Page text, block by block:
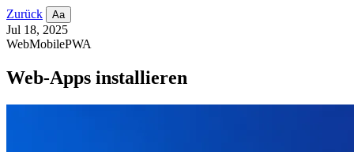
Zurück Aa
Jul 18, 2025
WebMobilePWA
Web-Apps installieren